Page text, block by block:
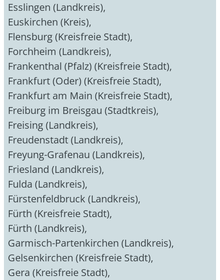
Esslingen (Landkreis),
Euskirchen (Kreis),
Flensburg (Kreisfreie Stadt),
Forchheim (Landkreis),
Frankenthal (Pfalz) (Kreisfreie Stadt),
Frankfurt (Oder) (Kreisfreie Stadt),
Frankfurt am Main (Kreisfreie Stadt),
Freiburg im Breisgau (Stadtkreis),
Freising (Landkreis),
Freudenstadt (Landkreis),
Freyung-Grafenau (Landkreis),
Friesland (Landkreis),
Fulda (Landkreis),
Fürstenfeldbruck (Landkreis),
Fürth (Kreisfreie Stadt),
Fürth (Landkreis),
Garmisch-Partenkirchen (Landkreis),
Gelsenkirchen (Kreisfreie Stadt),
Gera (Kreisfreie Stadt),